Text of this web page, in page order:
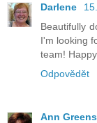
Darlene
Beautifully
I'm looking
team!
Odpovědět
Ann